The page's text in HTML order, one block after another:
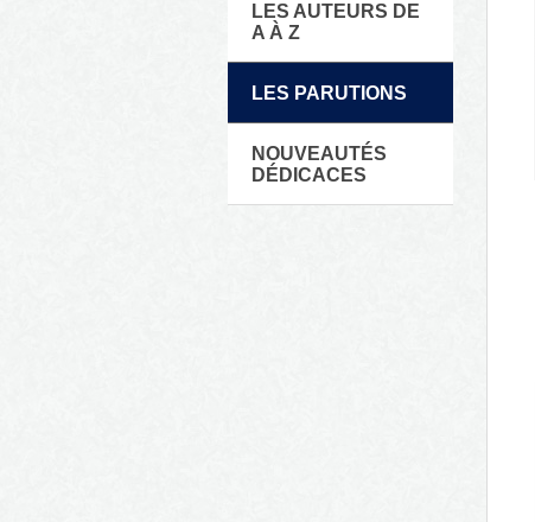
LES AUTEURS DE
A À Z
LES PARUTIONS
NOUVEAUTÉS
DÉDICACES